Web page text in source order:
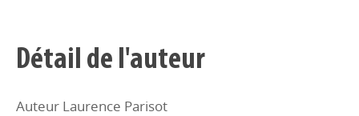
Détail de l'auteur
Auteur Laurence Parisot